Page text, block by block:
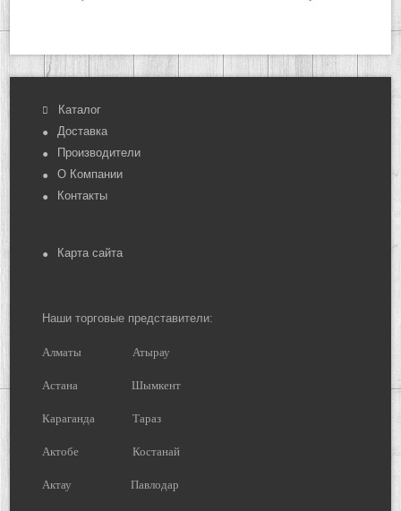
Каталог
Доставка
Производители
О Компании
Контакты
Карта сайта
Наши торговые представители:
Алматы Атырау
Астана Шымкент
Караганда Тараз
Актобе Костанай
Актау Павлодар